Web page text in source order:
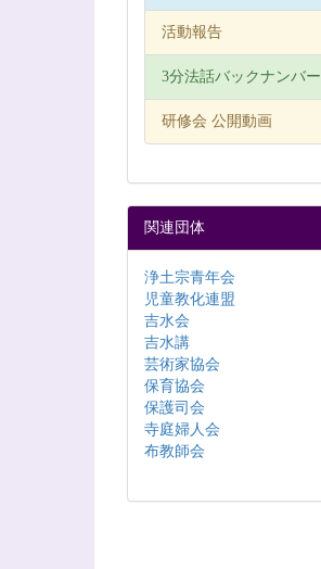
活動報告
3分法話バックナンバー
研修会 公開動画
関連団体
浄土宗青年会
児童教化連盟
吉水会
吉水講
芸術家協会
保育協会
保護司会
寺庭婦人会
布教師会